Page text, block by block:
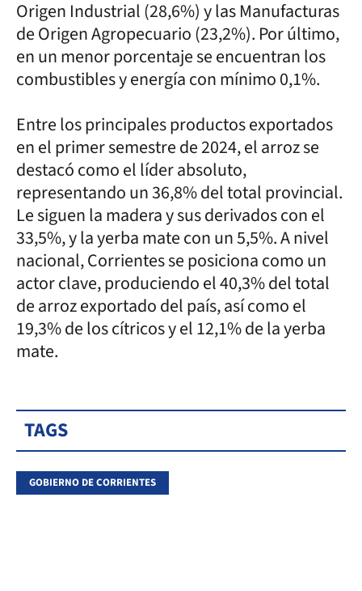
Origen Industrial (28,6%) y las Manufacturas
de Origen Agropecuario (23,2%). Por último,
en un menor porcentaje se encuentran los
combustibles y energía con mínimo 0,1%.
Entre los principales productos exportados
en el primer semestre de 2024, el arroz se
destacó como el líder absoluto,
representando un 36,8% del total provincial.
Le siguen la madera y sus derivados con el
33,5%, y la yerba mate con un 5,5%. A nivel
nacional, Corrientes se posiciona como un
actor clave, produciendo el 40,3% del total
de arroz exportado del país, así como el
19,3% de los cítricos y el 12,1% de la yerba
mate.
TAGS
GOBIERNO DE CORRIENTES